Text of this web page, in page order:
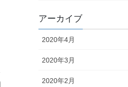
アーカイブ
2020年4月
2020年3月
2020年2月